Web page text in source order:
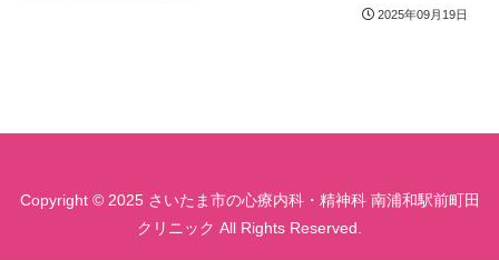
2025年09月19日
Copyright © 2025 さいたま市の心療内科・精神科 南浦和駅前町田
クリニック All Rights Reserved.